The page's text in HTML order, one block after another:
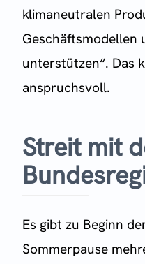
klimaneutralen
Geschäftsmodellen
unterstützen“. Das
anspruchsvoll.
Streit mit
Es gibt zu Beginn
Sommerpause